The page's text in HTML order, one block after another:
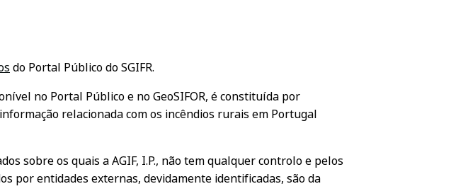
do Portal Público do SGIFR.
no Portal Público e no GeoSIFOR, é constituída por
relacionada com os incêndios rurais em Portugal
sobre os quais a AGIF, I.P., não tem qualquer controlo e pelos
por entidades externas, devidamente identificadas, são da